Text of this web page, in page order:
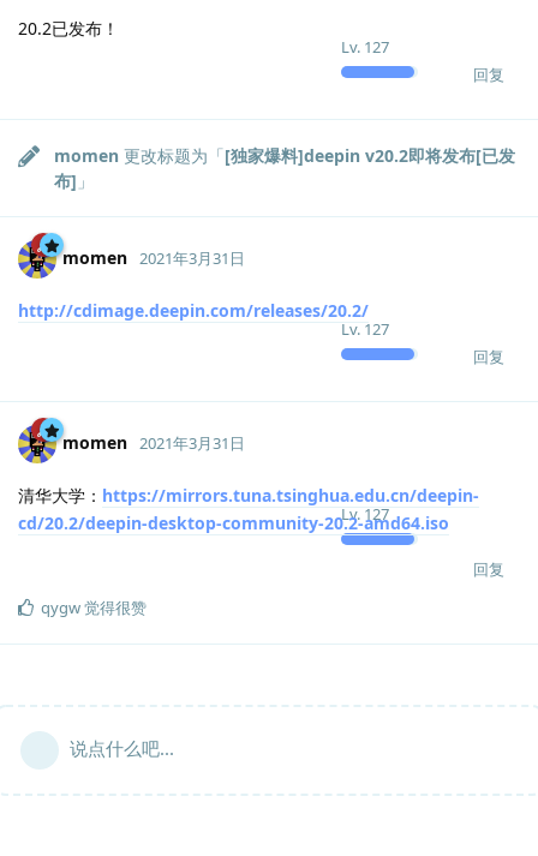
Lv. 127
20.2已发布！
回复
momen 更改标题为「[独家爆料]deepin v20.2即将发布[已发
布] 」
momen
Lv.127
2021年3月31日
http://cdimage.deepin.com/releases/20.2/
回复
momen
Lv.127
2021年3月31日
清华大学： https://mirrors.tuna.tsinghua.edu.cn/deepin-
cd/20.2/deepin-desktop-community-20.2-amd64.iso
回复
qygw觉得很赞
说点什么吧...